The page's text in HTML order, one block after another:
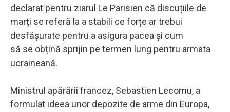
declarat pentru ziarul Le Parisien că discuțiile de
marți se referă la a stabili ce forțe ar trebui
desfășurate pentru a asigura pacea și cum
să se obțină sprijin pe termen lung pentru armata
ucraineană.
Ministrul apărării francez, Sebastien Lecornu, a
formulat ideea unor depozite de arme din Europa,